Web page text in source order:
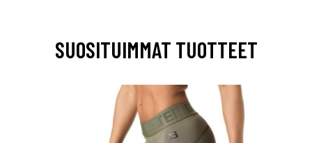
SUOSITUIMMAT TUOTTEET